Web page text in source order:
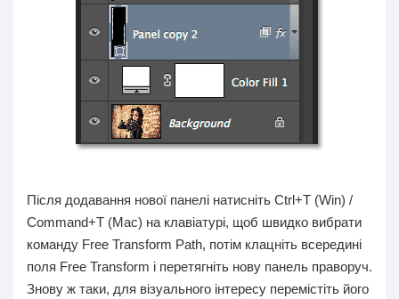
Після додавання нової панелі натисніть Ctrl+T (Win) /
Command+T (Mac) на клавіатурі, щоб швидко вибрати
команду Free Transform Path, потім клацніть всередині
поля Free Transform і перетягніть нову панель праворуч.
Знову ж таки, для візуального інтересу перемістіть його